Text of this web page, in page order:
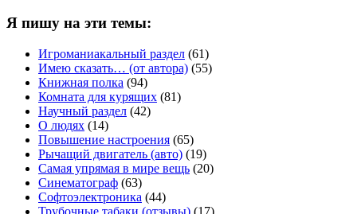
Я пишу на эти темы:
Игроманиакальный раздел (61)
Имею сказать… (от автора) (55)
Книжная полка (94)
Комната для курящих (81)
Научный раздел (42)
О людях (14)
Повышение настроения (65)
Рычащий двигатель (авто) (19)
Самая упрямая в мире вещь (20)
Синематограф (63)
Софтоэлектроника (44)
Трубочные табаки (отзывы) (17)